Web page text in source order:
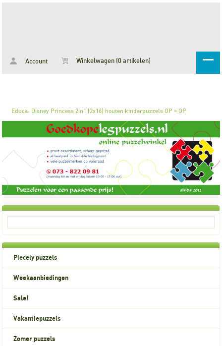
Account Winkelwagen (0 artikelen)
Educa: Disney Princess 2in1 (2x16) houten kinderpuzzels OP = OP
Piecely puzzels
Weekaanbiedingen
Sale!
Vakantiepuzzels
Zomer puzzels